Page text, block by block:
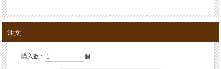
注文
購入数： 個